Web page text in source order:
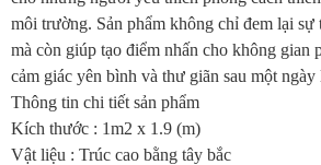
môi trường. Sản phẩm không chỉ đem lại
mà còn giúp tạo điểm nhấn cho không gian
cảm giác yên bình và thư giãn sau một ngày
Thông tin chi tiết sản phẩm
Kích thước : 1m2 x 1.9 (m)
Vật liệu : Trúc cao bằng tây bắc